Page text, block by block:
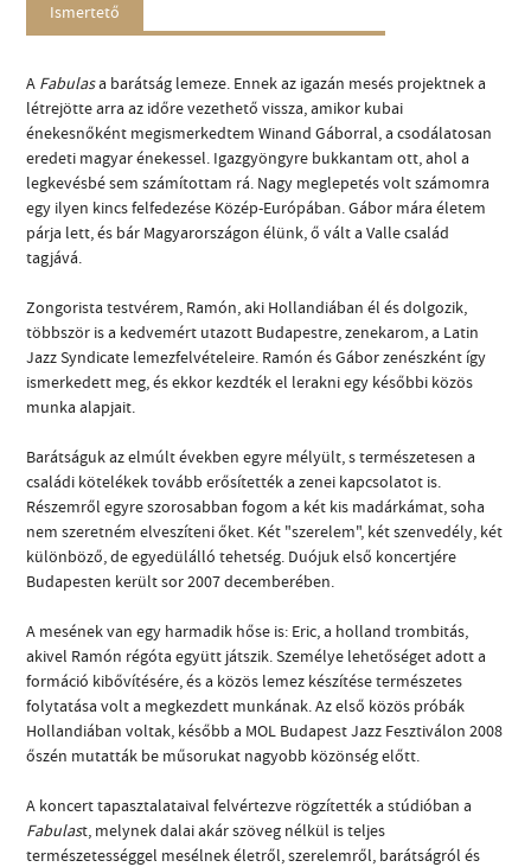
Ismertető
A Fabulasa barátság lemeze. Ennek az igazán mesés projektnek a
létrejötte arra az időre vezethető vissza, amikor kubai
énekesnőként megismerkedtem Winand Gáborral, a csodálatosan
eredeti magyar énekessel. Igazgyöngyre bukkantam ott, ahol a
legkevésbé sem számítottam rá. Nagy meglepetés volt számomra
egy ilyen kincs felfedezése Közép-Európában. Gábor mára életem
párja lett, és bár Magyarországon élünk, ő vált a Valle család
tagjává.
Zongorista testvérem, Ramón, aki Hollandiában él és dolgozik,
többször is a kedvemért utazott Budapestre, zenekarom, a Latin
Jazz Syndicate lemezfelvételeire. Ramón és Gábor zenészként így
ismerkedett meg, és ekkor kezdték el lerakni egy későbbi közös
munka alapjait.
Barátságuk az elmúlt években egyre mélyült, s természetesen a
családi kötelékek tovább erősítették a zenei kapcsolatot is.
Részemről egyre szorosabban fogom a két kis madárkámat, soha
nem szeretném elveszíteni őket. Két "szerelem", két szenvedély, két
különböző, de egyedülálló tehetség. Duójuk első koncertjére
Budapesten került sor 2007 decemberében.
A mesének van egy harmadik hőse is: Eric, a holland trombitás,
akivel Ramón régóta együtt játszik. Személye lehetőséget adott a
formáció kibővítésére, és a közös lemez készítése természetes
folytatása volt a megkezdett munkának. Az első közös próbák
Hollandiában voltak, később a MOL Budapest Jazz Fesztiválon 2008
őszén mutatták be műsorukat nagyobb közönség előtt.
A koncert tapasztalataival felvértezve rögzítették a stúdióban a
Fabulast, melynek dalai akár szöveg nélkül is teljes
természetességgel mesélnek életről, szerelemről, barátságról és